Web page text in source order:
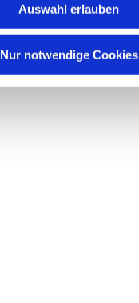
Auswahl erlauben
Nur notwendige Cookies